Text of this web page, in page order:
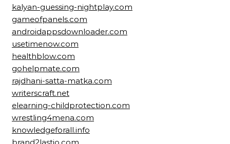
kalyan-guessing-nightplay.com
gameofpanels.com
androidappsdownloader.com
usetimenow.com
healthblow.com
gohelpmate.com
rajdhani-satta-matka.com
writerscraft.net
elearning-childprotection.com
wrestling4mena.com
knowledgeforall.info